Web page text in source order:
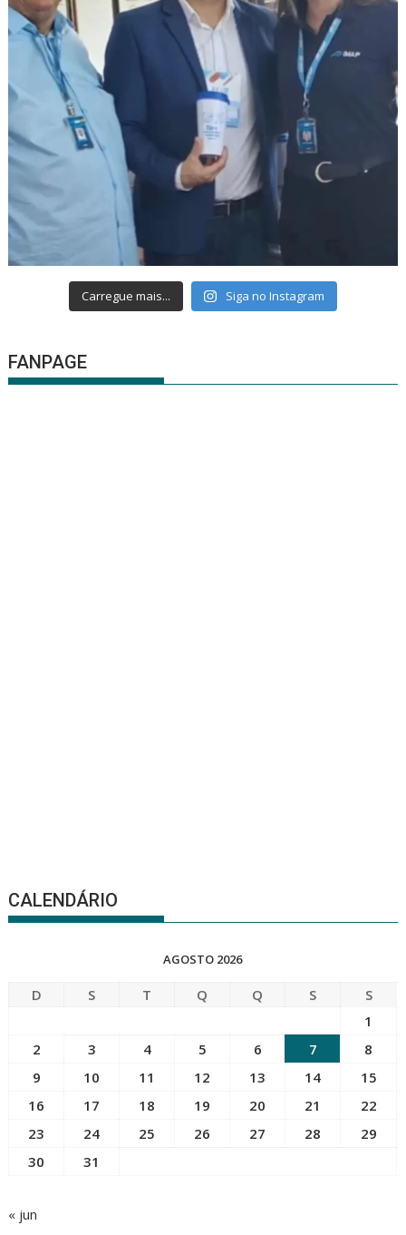
Carregue mais... Siga no Instagram
FANPAGE
CALENDÁRIO
AGOSTO 2026
D S T Q Q S
S
1
2
3 4 5 6 7
8
9
10 11 12 13 14
15
16
17 18 19 20 21
22
23
24 25 26 27 28
29
30
31
« jun